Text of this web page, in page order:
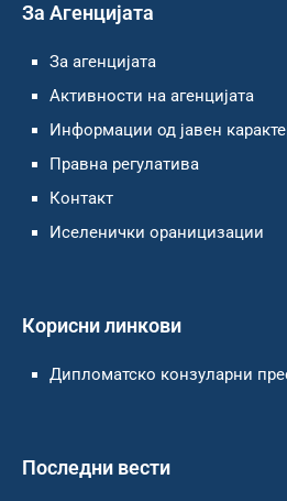
За Агенцијата
За агенцијата
Активности на агенцијата
Информации од јавен
Правна регулатива
Контакт
Иселенички ораницизации
Корисни линкови
Дипломатско конзуларни
Последни вести